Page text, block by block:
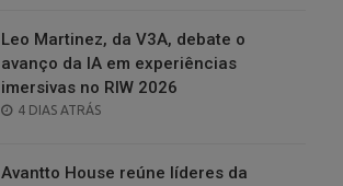
Leo Martinez, da V3A, debate o
avanço da IA em experiências
imersivas no RIW 2026
POSTED
4 DIAS ATRÁS
Avantto House reúne líderes da